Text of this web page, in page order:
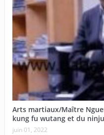
Arts martiaux/Maître
kung fu wutang et du
juin 01, 2022